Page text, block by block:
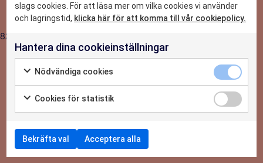
NYHETER
OM OSS
KONTAKTA OSS
8215
slags cookies. För att läsa mer om vilka cookies vi använder
och lagringstid, klicka här för att komma till vår cookiepolicy.
Hantera dina cookieinställningar
Nödvändiga cookies
Cookies för statistik
Bekräfta val Acceptera alla